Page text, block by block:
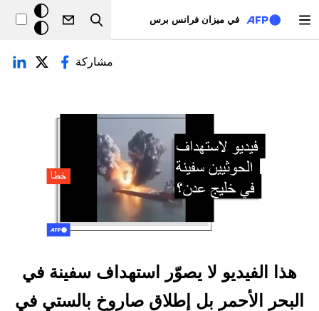
في ميزان فرانس برس
Search
خلفيّة
داكنة
التبويبات الأساسية
مشاركة
هذا الفيديو لا يصوّر استهداف سفينة في
البحر الأحمر بل إطلاق صاروخ بالستي في